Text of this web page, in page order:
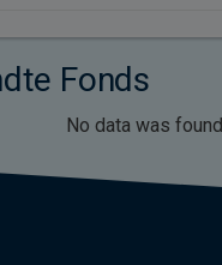
Fonds
No data was found